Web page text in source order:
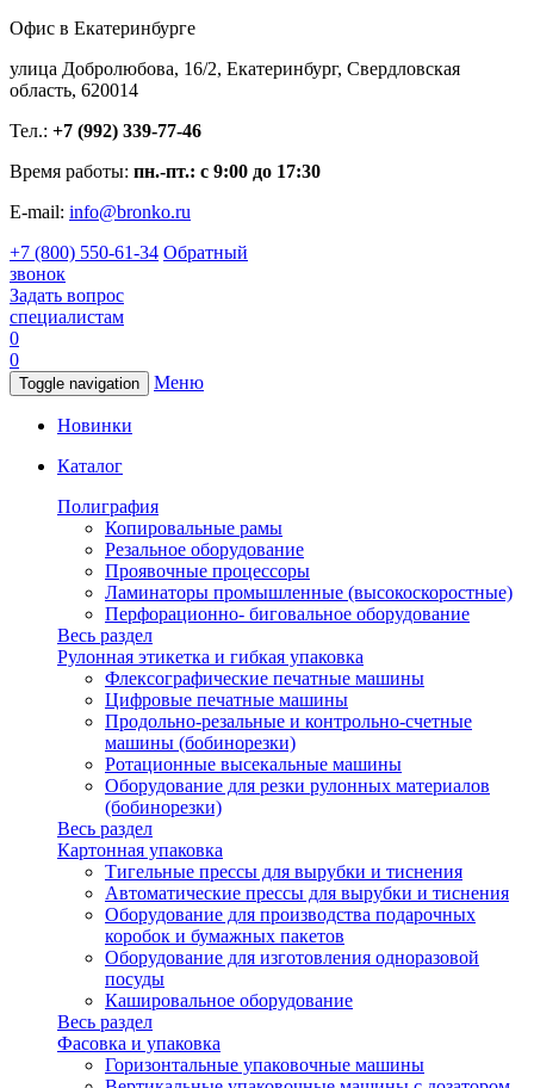
Офис в Екатеринбурге
улица Добролюбова, 16/2, Екатеринбург, Свердловская
область, 620014
Тел.: +7 (992) 339-77-46
Время работы: пн.-пт.: с 9:00 до 17:30
E-mail: info@bronko.ru
+7 (800) 550-61-34 Обратный
звонок
Задать вопрос
специалистам
0
0
Toggle navigation Меню
Новинки
Каталог
Полиграфия
Копировальные рамы
Резальное оборудование
Проявочные процессоры
Ламинаторы промышленные (высокоскоростные)
Перфорационно- биговальное оборудование
Весь раздел
Рулонная этикетка и гибкая упаковка
Флексографические печатные машины
Цифровые печатные машины
Продольно-резальные и контрольно-счетные
машины (бобинорезки)
Ротационные высекальные машины
Оборудование для резки рулонных материалов
(бобинорезки)
Весь раздел
Картонная упаковка
Тигельные прессы для вырубки и тиснения
Автоматические прессы для вырубки и тиснения
Оборудование для производства подарочных
коробок и бумажных пакетов
Оборудование для изготовления одноразовой
посуды
Кашировальное оборудование
Весь раздел
Фасовка и упаковка
Горизонтальные упаковочные машины